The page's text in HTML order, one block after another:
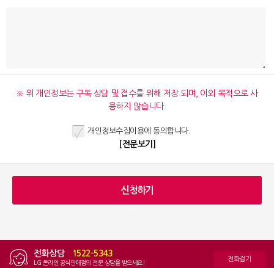
※ 위 개인정보는 구독 상담 및 접수를 위해 저장 되며, 이외 목적으로 사
용하지 않습니다.
개인정보수집이용에 동의합니다.
[전문보기]
전화상담 1522-5343
LG 온라인 공식판매점의 전문 상담을 받으세요! 전화걸기